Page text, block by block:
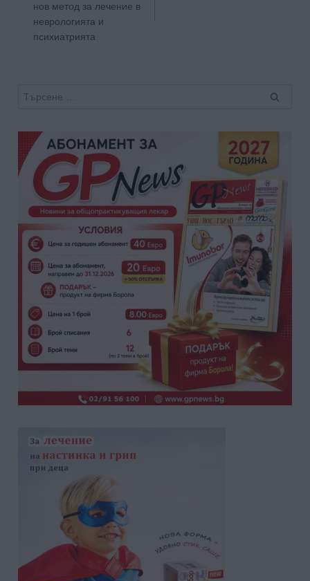
нов метод за лечение в
неврологията и
психиатрията
Търсене